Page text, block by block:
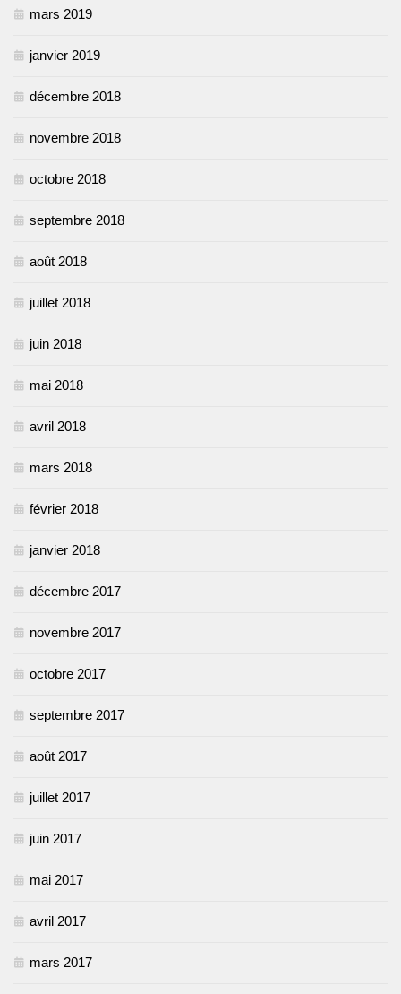
mars 2019
janvier 2019
décembre 2018
novembre 2018
octobre 2018
septembre 2018
août 2018
juillet 2018
juin 2018
mai 2018
avril 2018
mars 2018
février 2018
janvier 2018
décembre 2017
novembre 2017
octobre 2017
septembre 2017
août 2017
juillet 2017
juin 2017
mai 2017
avril 2017
mars 2017